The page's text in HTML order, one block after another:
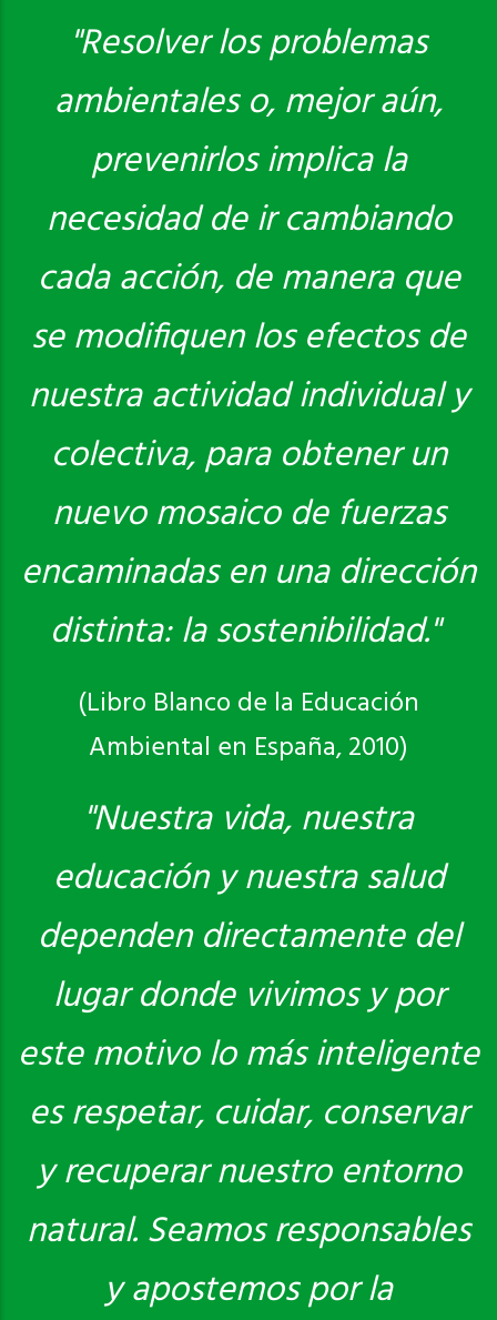
Saber más
"Resolver los problemas
ambientales o, mejor aún,
prevenirlos implica la
necesidad de ir cambiando
cada acción, de manera que
se modifiquen los efectos de
nuestra actividad individual y
colectiva, para obtener un
nuevo mosaico de fuerzas
encaminadas en una dirección
distinta: la sostenibilidad."
(Libro Blanco de la Educación
Ambiental en España, 2010)
"Nuestra vida, nuestra
educación y nuestra salud
dependen directamente del
lugar donde vivimos y por
este motivo lo más inteligente
es respetar, cuidar, conservar
y recuperar nuestro entorno
natural. Seamos responsables
y apostemos por la